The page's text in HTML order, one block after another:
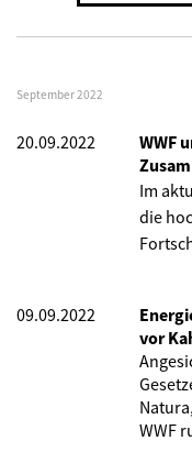
September 2022
20.09.2022
WWF
Im
die
09.09.2022
vor
WWF